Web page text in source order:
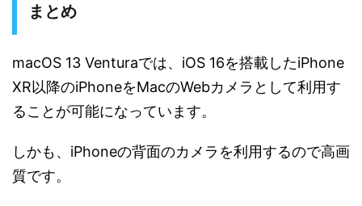
まとめ
macOS 13 Venturaでは、iOS 16を搭載したiPhone
XR以降のiPhoneをMacのWebカメラとして利用す
ることが可能になっています。
しかも、iPhoneの背面のカメラを利用するので高画
質です。